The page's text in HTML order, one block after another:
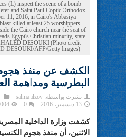
(L) inspect the scene of a bomb
and Saint Paul Coptic Orthodox
11, 2016, in Cairo's Abbasiya
killed at least 25 worshippers
the Cairo church near the seat of
Egypt's Christian minority, state
DESOUKI (Photo credit
DESOUKI/AFP/Getty Images)
الكشف عن منفذ
البطرسية ومداهمة
نشرت بواسطة: salma alzoy
13 ديسمبر، 2016
0
2,004
كشفت وزارة الداخلية
الاثنين، أن منفذ هجوم